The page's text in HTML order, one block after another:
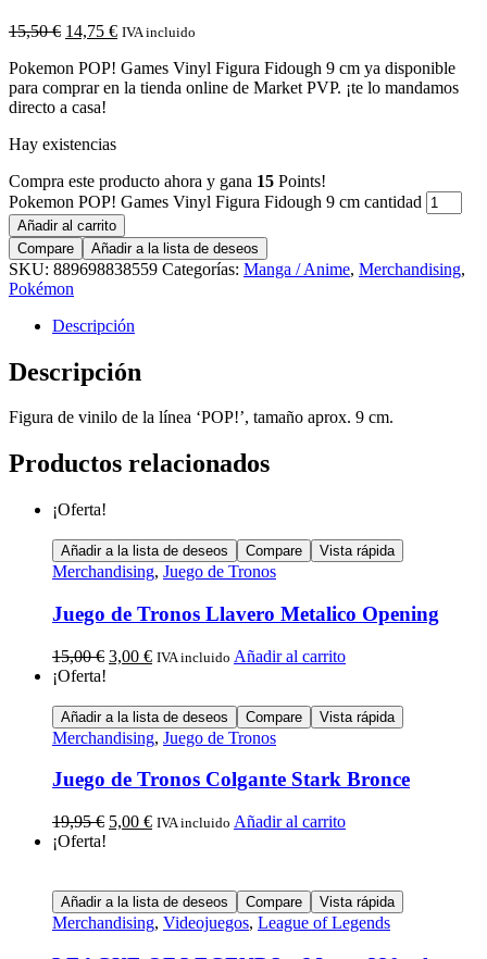
15,50€ 14,75 € IVA incluido
Pokemon POP! Games Vinyl Figura Fidough 9 cm ya disponible
para comprar en la tienda online de Market PVP. ¡te lo mandamos
directo a casa!
Hay existencias
Compra este producto ahora y gana 15 Points!
Pokemon POP! Games Vinyl Figura Fidough 9 cm cantidad
Añadir al carrito
Compare
Añadir a la lista de deseos
SKU: 889698838559 Categorías: Manga / Anime, Merchandising,
Pokémon
Descripción
Descripción
Figura de vinilo de la línea ‘POP!’, tamaño aprox. 9 cm.
Productos relacionados
¡Oferta!
Añadir a la lista de deseos Compare Vista rápida
Merchandising, Juego de Tronos
Juego de Tronos Llavero Metalico Opening
15,00€ 3,00 € IVA incluido Añadir al carrito
¡Oferta!
Añadir a la lista de deseos Compare Vista rápida
Merchandising, Juego de Tronos
Juego de Tronos Colgante Stark Bronce
19,95€ 5,00 € IVA incluido Añadir al carrito
¡Oferta!
Añadir a la lista de deseos Compare Vista rápida
Merchandising, Videojuegos, League of Legends